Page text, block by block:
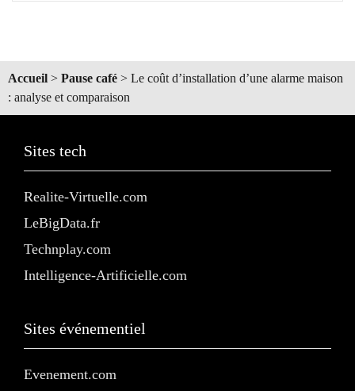
Accueil > Pause café > Le coût d’installation d’une alarme maison
: analyse et comparaison
Sites tech
Realite-Virtuelle.com
LeBigData.fr
Technplay.com
Intelligence-Artificielle.com
Sites événementiel
Evenement.com